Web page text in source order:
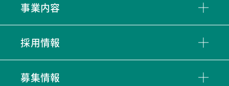
事業内容
採用情報
募集情報